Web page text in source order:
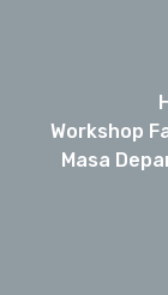
Workshop
Masa